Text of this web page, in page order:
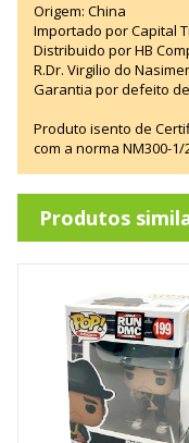
Origem: China
Importado por Capital
Distribuido por HB
R.Dr. Virgilio do
Garantia por defeito
Produto isento de
com a norma NM300-
Produtos